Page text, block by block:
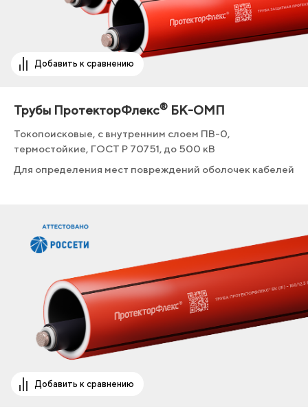
Добавить к сравнению
Трубы ПротекторФлекс® БК-ОМП
Токопоисковые, с внутренним слоем ПВ-0,
термостойкие, ГОСТ Р 70751, до 500 кВ
Для определения мест повреждений оболочек кабелей
Добавить к сравнению